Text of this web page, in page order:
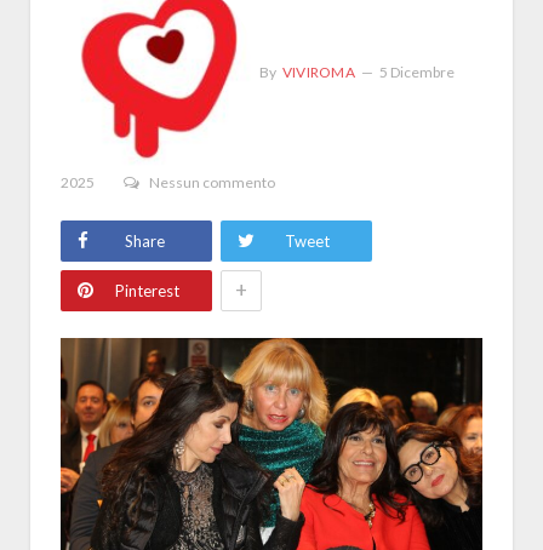
By VIVIROMA 5 Dicembre
2025 Nessun commento
Share Tweet
Pinterest +